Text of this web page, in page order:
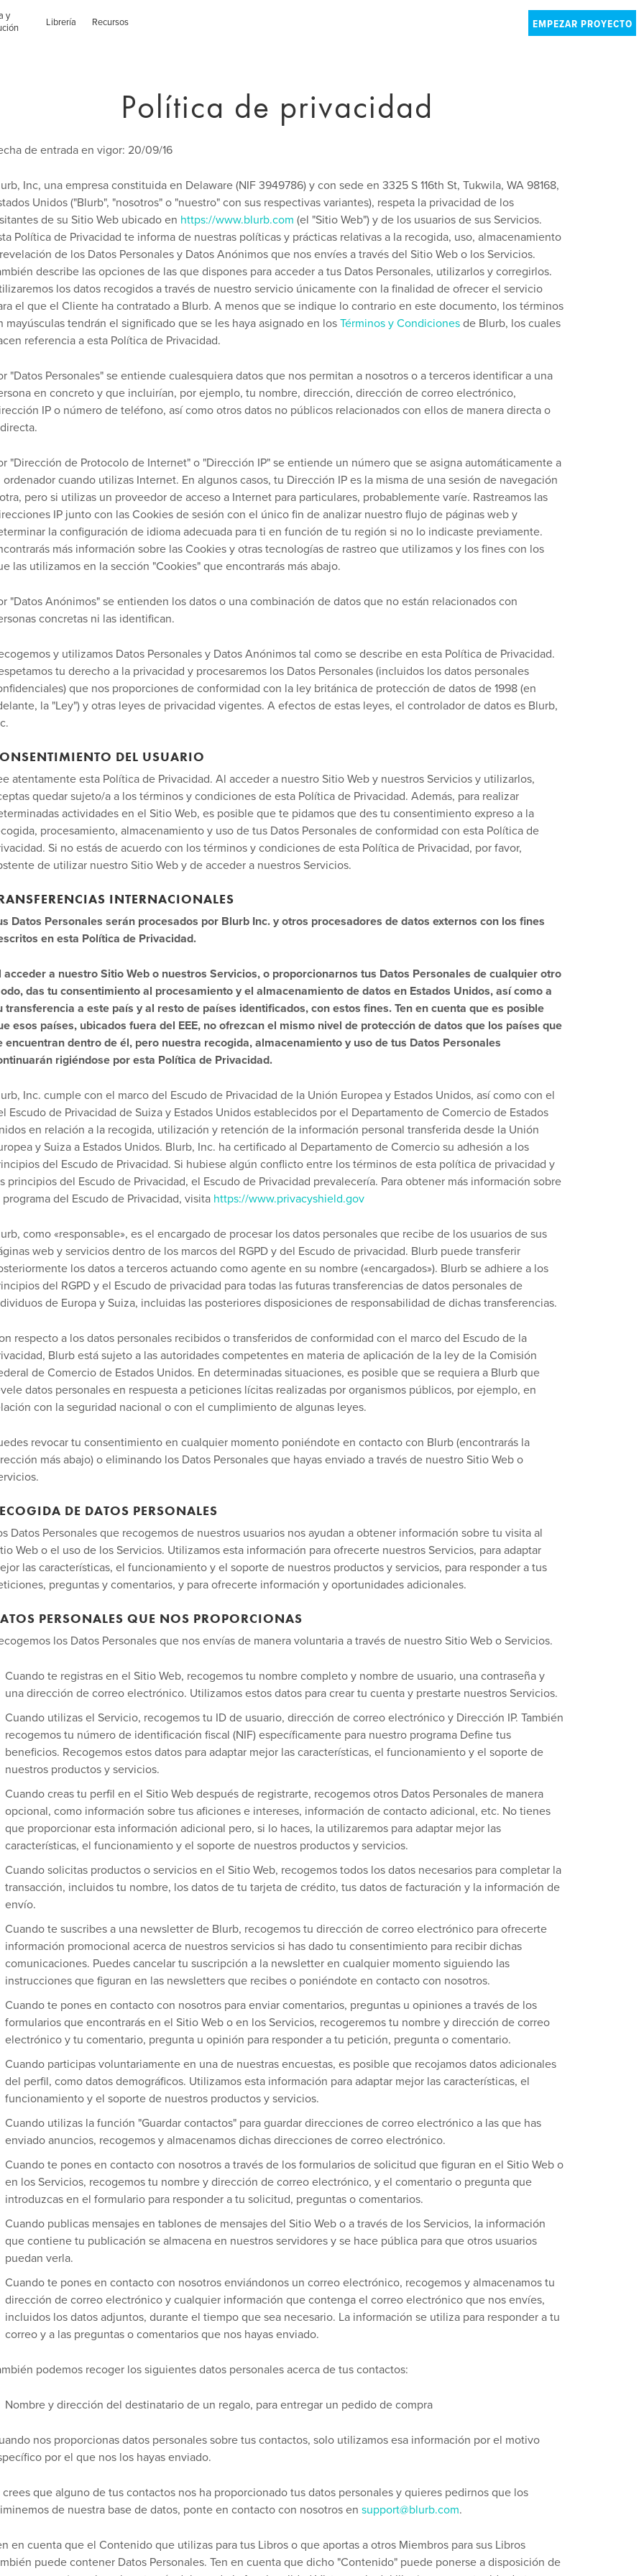
y
Librería Recursos EMPEZAR PROYECTO
Política de privacidad
de entrada en vigor: 20/09/16
Inc, una empresa constituida en Delaware (NIF 3949786) y con sede en 3325 S 116th St, Tukwila, WA 98168,
Unidos ("Blurb", "nosotros" o "nuestro" con sus respectivas variantes), respeta la privacidad de los
de su Sitio Web ubicado en https://www.blurb.com (el "Sitio Web") y de los usuarios de sus Servicios.
Política de Privacidad te informa de nuestras políticas y prácticas relativas a la recogida, uso, almacenamiento
de los Datos Personales y Datos Anónimos que nos envíes a través del Sitio Web o los Servicios.
describe las opciones de las que dispones para acceder a tus Datos Personales, utilizarlos y corregirlos.
los datos recogidos a través de nuestro servicio únicamente con la finalidad de ofrecer el servicio
el que el Cliente ha contratado a Blurb. A menos que se indique lo contrario en este documento, los términos
mayúsculas tendrán el significado que se les haya asignado en los Términos y Condiciones de Blurb, los cuales
referencia a esta Política de Privacidad.
"Datos Personales" se entiende cualesquiera datos que nos permitan a nosotros o a terceros identificar a una
en concreto y que incluirían, por ejemplo, tu nombre, dirección, dirección de correo electrónico,
IP o número de teléfono, así como otros datos no públicos relacionados con ellos de manera directa o
"Dirección de Protocolo de Internet" o "Dirección IP" se entiende un número que se asigna automáticamente a
ordenador cuando utilizas Internet. En algunos casos, tu Dirección IP es la misma de una sesión de navegación
pero si utilizas un proveedor de acceso a Internet para particulares, probablemente varíe. Rastreamos las
IP junto con las Cookies de sesión con el único fin de analizar nuestro flujo de páginas web y
la configuración de idioma adecuada para ti en función de tu región si no lo indicaste previamente.
más información sobre las Cookies y otras tecnologías de rastreo que utilizamos y los fines con los
las utilizamos en la sección "Cookies" que encontrarás más abajo.
"Datos Anónimos" se entienden los datos o una combinación de datos que no están relacionados con
concretas ni las identifican.
y utilizamos Datos Personales y Datos Anónimos tal como se describe en esta Política de Privacidad.
tu derecho a la privacidad y procesaremos los Datos Personales (incluidos los datos personales
que nos proporciones de conformidad con la ley británica de protección de datos de 1998 (en
la "Ley") y otras leyes de privacidad vigentes. A efectos de estas leyes, el controlador de datos es Blurb,
DEL USUARIO
atentamente esta Política de Privacidad. Al acceder a nuestro Sitio Web y nuestros Servicios y utilizarlos,
quedar sujeto/a a los términos y condiciones de esta Política de Privacidad. Además, para realizar
actividades en el Sitio Web, es posible que te pidamos que des tu consentimiento expreso a la
procesamiento, almacenamiento y uso de tus Datos Personales de conformidad con esta Política de
Si no estás de acuerdo con los términos y condiciones de esta Política de Privacidad, por favor,
de utilizar nuestro Sitio Web y de acceder a nuestros Servicios.
INTERNACIONALES
Datos Personales serán procesados por Blurb Inc. y otros procesadores de datos externos con los fines
en esta Política de Privacidad.
acceder a nuestro Sitio Web o nuestros Servicios, o proporcionarnos tus Datos Personales de cualquier otro
das tu consentimiento al procesamiento y el almacenamiento de datos en Estados Unidos, así como a
transferencia a este país y al resto de países identificados, con estos fines. Ten en cuenta que es posible
esos países, ubicados fuera del EEE, no ofrezcan el mismo nivel de protección de datos que los países que
encuentran dentro de él, pero nuestra recogida, almacenamiento y uso de tus Datos Personales
rigiéndose por esta Política de Privacidad.
Inc. cumple con el marco del Escudo de Privacidad de la Unión Europea y Estados Unidos, así como con el
Escudo de Privacidad de Suiza y Estados Unidos establecidos por el Departamento de Comercio de Estados
en relación a la recogida, utilización y retención de la información personal transferida desde la Unión
y Suiza a Estados Unidos. Blurb, Inc. ha certificado al Departamento de Comercio su adhesión a los
del Escudo de Privacidad. Si hubiese algún conflicto entre los términos de esta política de privacidad y
principios del Escudo de Privacidad, el Escudo de Privacidad prevalecería. Para obtener más información sobre
del Escudo de Privacidad, visita https://www.privacyshield.gov
como «responsable», es el encargado de procesar los datos personales que recibe de los usuarios de sus
web y servicios dentro de los marcos del RGPD y del Escudo de privacidad. Blurb puede transferir
los datos a terceros actuando como agente en su nombre («encargados»). Blurb se adhiere a los
del RGPD y el Escudo de privacidad para todas las futuras transferencias de datos personales de
de Europa y Suiza, incluidas las posteriores disposiciones de responsabilidad de dichas transferencias.
respecto a los datos personales recibidos o transferidos de conformidad con el marco del Escudo de la
Blurb está sujeto a las autoridades competentes en materia de aplicación de la ley de la Comisión
de Comercio de Estados Unidos. En determinadas situaciones, es posible que se requiera a Blurb que
datos personales en respuesta a peticiones lícitas realizadas por organismos públicos, por ejemplo, en
con la seguridad nacional o con el cumplimiento de algunas leyes.
revocar tu consentimiento en cualquier momento poniéndote en contacto con Blurb (encontrarás la
más abajo) o eliminando los Datos Personales que hayas enviado a través de nuestro Sitio Web o
DE DATOS PERSONALES
Datos Personales que recogemos de nuestros usuarios nos ayudan a obtener información sobre tu visita al
Web o el uso de los Servicios. Utilizamos esta información para ofrecerte nuestros Servicios, para adaptar
las características, el funcionamiento y el soporte de nuestros productos y servicios, para responder a tus
preguntas y comentarios, y para ofrecerte información y oportunidades adicionales.
PERSONALES QUE NOS PROPORCIONAS
los Datos Personales que nos envías de manera voluntaria a través de nuestro Sitio Web o Servicios.
Cuando te registras en el Sitio Web, recogemos tu nombre completo y nombre de usuario, una contraseña y
una dirección de correo electrónico. Utilizamos estos datos para crear tu cuenta y prestarte nuestros Servicios.
Cuando utilizas el Servicio, recogemos tu ID de usuario, dirección de correo electrónico y Dirección IP. También
recogemos tu número de identificación fiscal (NIF) específicamente para nuestro programa Define tus
beneficios. Recogemos estos datos para adaptar mejor las características, el funcionamiento y el soporte de
nuestros productos y servicios.
Cuando creas tu perfil en el Sitio Web después de registrarte, recogemos otros Datos Personales de manera
opcional, como información sobre tus aficiones e intereses, información de contacto adicional, etc. No tienes
que proporcionar esta información adicional pero, si lo haces, la utilizaremos para adaptar mejor las
características, el funcionamiento y el soporte de nuestros productos y servicios.
Cuando solicitas productos o servicios en el Sitio Web, recogemos todos los datos necesarios para completar la
transacción, incluidos tu nombre, los datos de tu tarjeta de crédito, tus datos de facturación y la información de
envío.
Cuando te suscribes a una newsletter de Blurb, recogemos tu dirección de correo electrónico para ofrecerte
información promocional acerca de nuestros servicios si has dado tu consentimiento para recibir dichas
comunicaciones. Puedes cancelar tu suscripción a la newsletter en cualquier momento siguiendo las
instrucciones que figuran en las newsletters que recibes o poniéndote en contacto con nosotros.
Cuando te pones en contacto con nosotros para enviar comentarios, preguntas u opiniones a través de los
formularios que encontrarás en el Sitio Web o en los Servicios, recogeremos tu nombre y dirección de correo
electrónico y tu comentario, pregunta u opinión para responder a tu petición, pregunta o comentario.
Cuando participas voluntariamente en una de nuestras encuestas, es posible que recojamos datos adicionales
del perfil, como datos demográficos. Utilizamos esta información para adaptar mejor las características, el
funcionamiento y el soporte de nuestros productos y servicios.
Cuando utilizas la función "Guardar contactos" para guardar direcciones de correo electrónico a las que has
enviado anuncios, recogemos y almacenamos dichas direcciones de correo electrónico.
Cuando te pones en contacto con nosotros a través de los formularios de solicitud que figuran en el Sitio Web o
en los Servicios, recogemos tu nombre y dirección de correo electrónico, y el comentario o pregunta que
introduzcas en el formulario para responder a tu solicitud, preguntas o comentarios.
Cuando publicas mensajes en tablones de mensajes del Sitio Web o a través de los Servicios, la información
que contiene tu publicación se almacena en nuestros servidores y se hace pública para que otros usuarios
puedan verla.
Cuando te pones en contacto con nosotros enviándonos un correo electrónico, recogemos y almacenamos tu
dirección de correo electrónico y cualquier información que contenga el correo electrónico que nos envíes,
incluidos los datos adjuntos, durante el tiempo que sea necesario. La información se utiliza para responder a tu
correo y a las preguntas o comentarios que nos hayas enviado.
podemos recoger los siguientes datos personales acerca de tus contactos:
Nombre y dirección del destinatario de un regalo, para entregar un pedido de compra
nos proporcionas datos personales sobre tus contactos, solo utilizamos esa información por el motivo
por el que nos los hayas enviado.
crees que alguno de tus contactos nos ha proporcionado tus datos personales y quieres pedirnos que los
de nuestra base de datos, ponte en contacto con nosotros en support@blurb.com.
en cuenta que el Contenido que utilizas para tus Libros o que aportas a otros Miembros para sus Libros
puede contener Datos Personales. Ten en cuenta que dicho "Contenido" puede ponerse a disposición de